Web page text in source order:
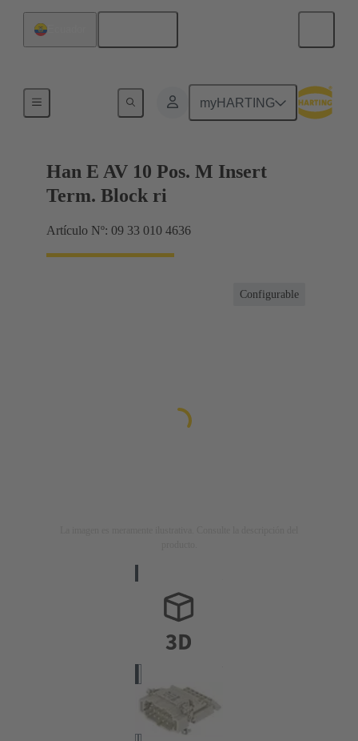
myHARTING
Conector con regletero
Han E AV 10 Pos. M Insert
Term. Block ri
Artículo Nº: 09 33 010 4636
Configurable